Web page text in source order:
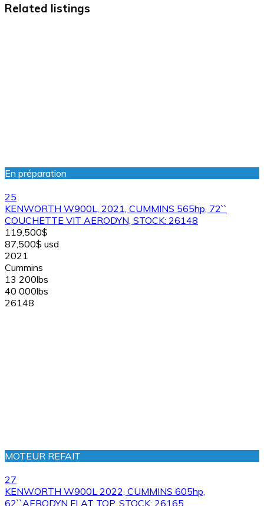
Related listings
En préparation
25
KENWORTH W900L, 2021, CUMMINS 565hp, 72``
COUCHETTE VIT AERODYN, STOCK: 26148
119,500$
87,500$ usd
2021
Cummins
13 200lbs
40 000lbs
26148
MOTEUR REFAIT
27
KENWORTH W900L 2022, CUMMINS 605hp,
62``AERODYN FLAT TOP, STOCK: 26165